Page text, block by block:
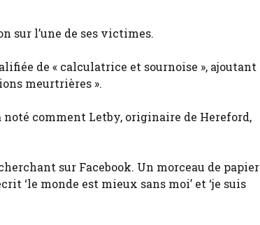
sur l’une de ses victimes.
de « calculatrice et sournoise », ajoutant
meurtrières ».
comment Letby, originaire de Hereford,
sur Facebook. Un morceau de papier
‘le monde est mieux sans moi’ et ‘je suis